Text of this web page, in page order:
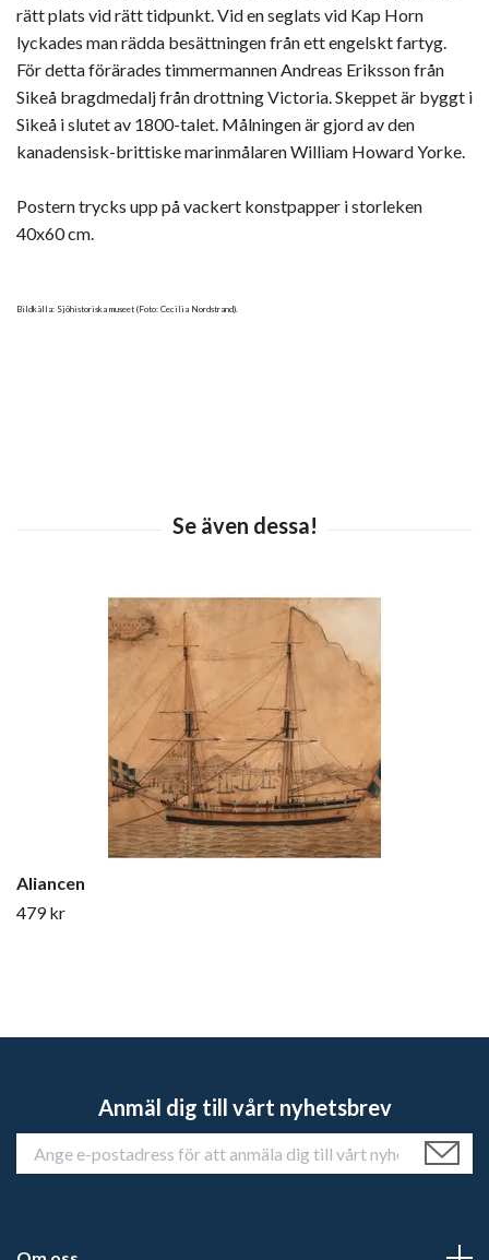
rätt plats vid rätt tidpunkt. Vid en seglats vid Kap Horn
lyckades man rädda besättningen från ett engelskt fartyg.
För detta förärades timmermannen Andreas Eriksson från
Sikeå bragdmedalj från drottning Victoria. Skeppet är byggt i
Sikeå i slutet av 1800-talet. Målningen är gjord av den
kanadensisk-brittiske marinmålaren William Howard Yorke.
Postern trycks upp på vackert konstpapper i storleken
40x60 cm.
Bildkälla: Sjöhistoriska museet (Foto: Cecilia Nordstrand).
Aliancen
479 kr
Anmäl dig till vårt nyhetsbrev